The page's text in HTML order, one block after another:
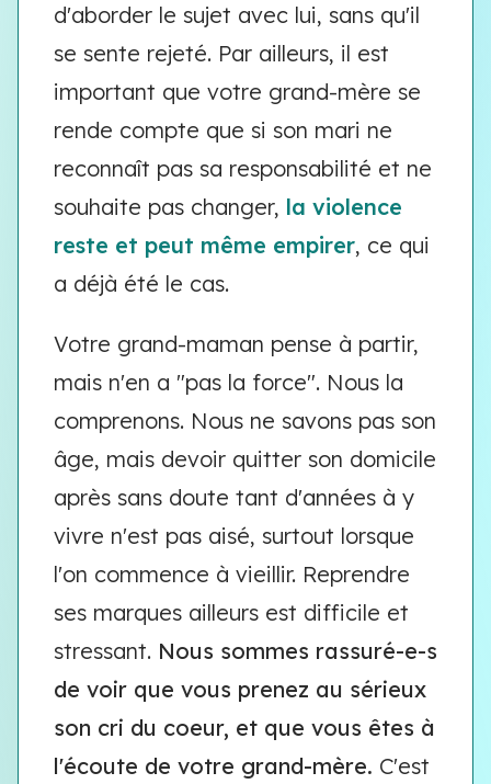
d'aborder le sujet avec lui, sans qu'il
se sente rejeté. Par ailleurs, il est
important que votre grand-mère se
rende compte que si son mari ne
reconnaît pas sa responsabilité et ne
souhaite pas changer, la violence
reste et peut même empirer, ce qui
a déjà été le cas.
Votre grand-maman pense à partir,
mais n'en a "pas la force". Nous la
comprenons. Nous ne savons pas son
âge, mais devoir quitter son domicile
après sans doute tant d'années à y
vivre n'est pas aisé, surtout lorsque
l'on commence à vieillir. Reprendre
ses marques ailleurs est difficile et
stressant. Nous sommes rassuré-e-s
de voir que vous prenez au sérieux
son cri du coeur, et que vous êtes à
l'écoute de votre grand-mère. C'est